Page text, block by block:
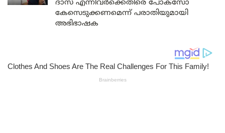
ദാസ് എന്നിവർക്കെതിരെ പോക്സോ
കേസെടുക്കണമെന്ന് പരാതിയുമായി
അഭിഭാഷക